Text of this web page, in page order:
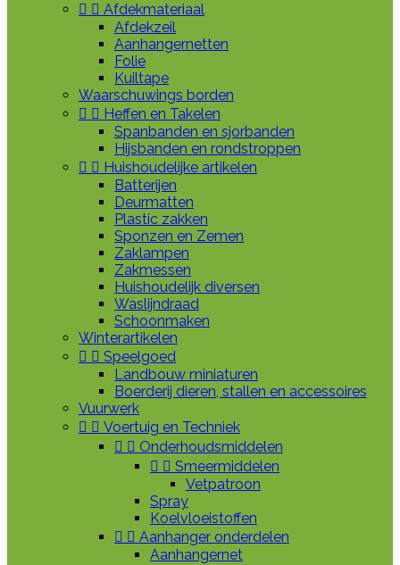
  Afdekmateriaal
Afdekzeil
Aanhangernetten
Folie
Kuiltape
Waarschuwings borden
  Heffen en Takelen
Spanbanden en sjorbanden
Hijsbanden en rondstroppen
  Huishoudelijke artikelen
Batterijen
Deurmatten
Plastic zakken
Sponzen en Zemen
Zaklampen
Zakmessen
Huishoudelijk diversen
Waslijndraad
Schoonmaken
Winterartikelen
  Speelgoed
Landbouw miniaturen
Boerderij dieren, stallen en accessoires
Vuurwerk
  Voertuig en Techniek
  Onderhoudsmiddelen
  Smeermiddelen
Vetpatroon
Spray
Koelvloeistoffen
  Aanhanger onderdelen
Aanhangernet